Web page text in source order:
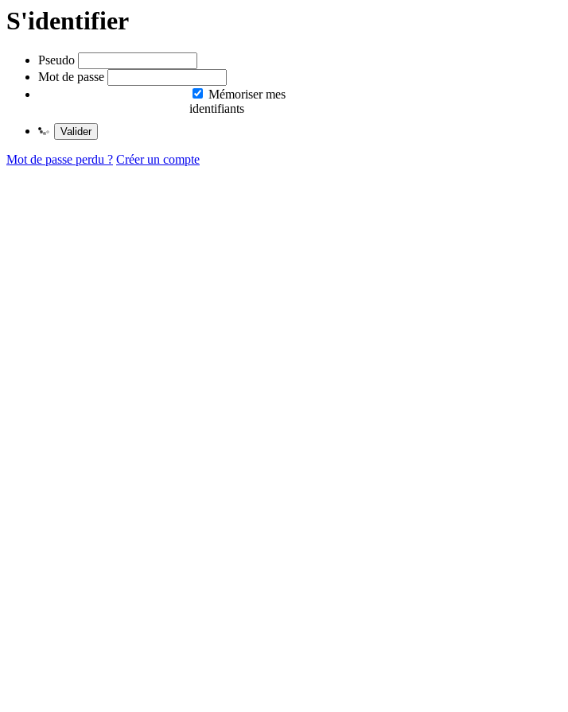
S'identifier
Pseudo
Mot de passe
Mémoriser mes
identifiants
Valider
Mot de passe perdu ? Créer un compte